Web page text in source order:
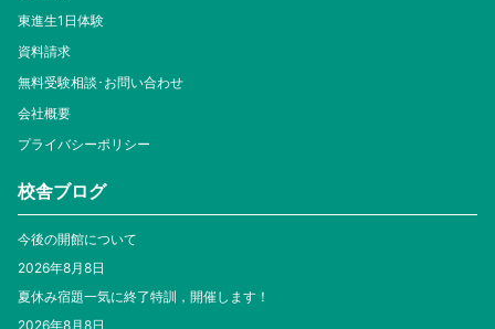
東進生1日体験
資料請求
無料受験相談･お問い合わせ
会社概要
プライバシーポリシー
校舎ブログ
今後の開館について
2026年8月8日
夏休み宿題一気に終了特訓，開催します！
2026年8月8日